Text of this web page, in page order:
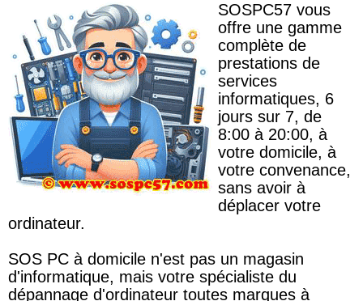
SOSPC57 vous
offre une gamme
complète de
prestations de
services
informatiques, 6
jours sur 7, de
8:00 à 20:00, à
votre domicile, à
votre convenance,
sans avoir à
déplacer votre
ordinateur.
SOS PC à domicile n'est pas un magasin
d'informatique, mais votre spécialiste du
dépannage d'ordinateur toutes marques à